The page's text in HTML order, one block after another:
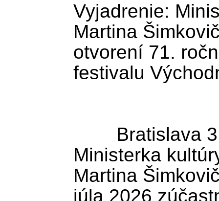
Vyjadrenie:
Martina
otvorení 71.
festivalu
Ministerka
Martina
júla 2026